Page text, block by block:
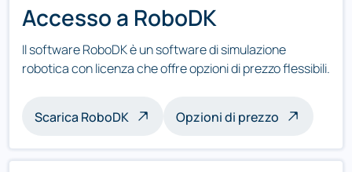
Accesso a RoboDK
Il software RoboDK è un software di simulazione
robotica con licenza che offre opzioni di prezzo flessibili.
Scarica RoboDK Opzioni di prezzo